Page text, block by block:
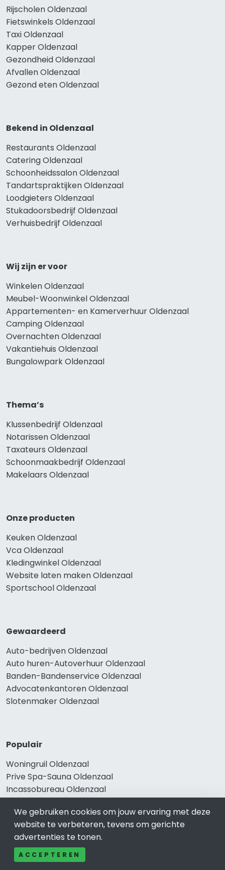
Rijscholen Oldenzaal
Fietswinkels Oldenzaal
Taxi Oldenzaal
Kapper Oldenzaal
Gezondheid Oldenzaal
Afvallen Oldenzaal
Gezond eten Oldenzaal
Bekend in Oldenzaal
Restaurants Oldenzaal
Catering Oldenzaal
Schoonheidssalon Oldenzaal
Tandartspraktijken Oldenzaal
Loodgieters Oldenzaal
Stukadoorsbedrijf Oldenzaal
Verhuisbedrijf Oldenzaal
Wij zijn er voor
Winkelen Oldenzaal
Meubel-Woonwinkel Oldenzaal
Appartementen- en Kamerverhuur Oldenzaal
Camping Oldenzaal
Overnachten Oldenzaal
Vakantiehuis Oldenzaal
Bungalowpark Oldenzaal
Thema’s
Klussenbedrijf Oldenzaal
Notarissen Oldenzaal
Taxateurs Oldenzaal
Schoonmaakbedrijf Oldenzaal
Makelaars Oldenzaal
Onze producten
Keuken Oldenzaal
Vca Oldenzaal
Kledingwinkel Oldenzaal
Website laten maken Oldenzaal
Sportschool Oldenzaal
Gewaardeerd
Auto-bedrijven Oldenzaal
Auto huren-Autoverhuur Oldenzaal
Banden-Bandenservice Oldenzaal
Advocatenkantoren Oldenzaal
Slotenmaker Oldenzaal
Populair
Woningruil Oldenzaal
Prive Spa-Sauna Oldenzaal
Incassobureau Oldenzaal
Bedrijfsruimte Oldenzaal
Ongediertebestrijding Oldenzaal
We gebruiken cookies om jouw ervaring met deze
website te verbeteren, tevens om gerichte
advertenties te tonen.
ACCEPTEREN